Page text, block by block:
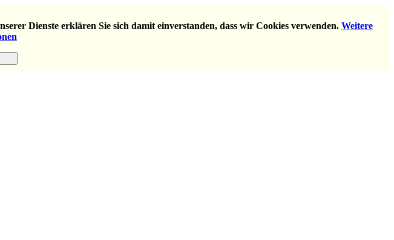
Dienste erklären Sie sich damit einverstanden, dass wir Cookies verwenden. Weitere